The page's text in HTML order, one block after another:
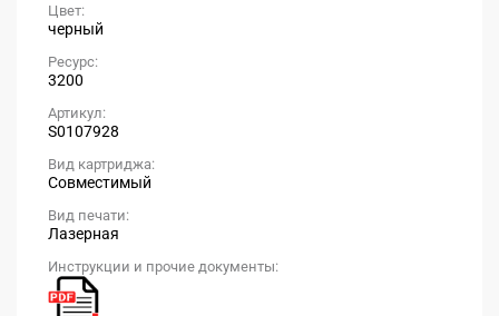
Цвет:
черный
Ресурс:
3200
Артикул:
S0107928
Вид картриджа:
Совместимый
Вид печати:
Лазерная
Инструкции и прочие документы: